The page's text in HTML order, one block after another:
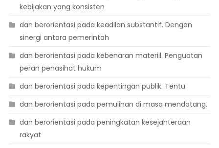
kebijakan yang konsisten
dan berorientasi pada keadilan substantif. Dengan
sinergi antara pemerintah
dan berorientasi pada kebenaran materiil. Penguatan
peran penasihat hukum
dan berorientasi pada kepentingan publik. Tentu
dan berorientasi pada pemulihan di masa mendatang.
dan berorientasi pada peningkatan kesejahteraan
rakyat